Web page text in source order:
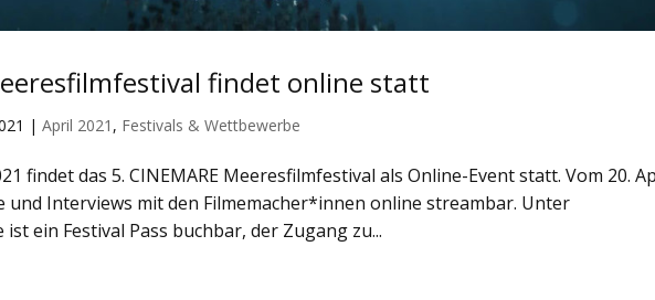
findet online statt
|April 2021 , Festivals & Wettbewerbe
findet das 5. CINEMARE Meeresfilmfestival als Online-Event statt. Vom 20.
und Interviews mit den Filmemacher*innen online streambar. Unter
ein Festival Pass buchbar, der Zugang zu...